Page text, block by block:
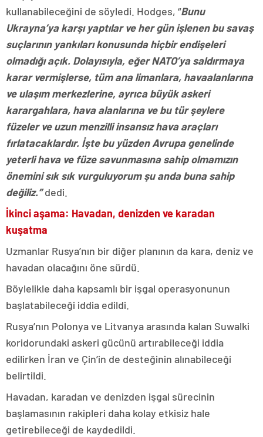
kullanabileceğini de söyledi. Hodges, “Bunu
Ukrayna’ya karşı yaptılar ve her gün işlenen bu savaş
suçlarının yankıları konusunda hiçbir endişeleri
olmadığı açık. Dolayısıyla, eğer NATO’ya saldırmaya
karar vermişlerse, tüm ana limanlara, havaalanlarına
ve ulaşım merkezlerine, ayrıca büyük askeri
karargahlara, hava alanlarına ve bu tür şeylere
füzeler ve uzun menzilli insansız hava araçları
fırlatacaklardır. İşte bu yüzden Avrupa genelinde
yeterli hava ve füze savunmasına sahip olmamızın
önemini sık sık vurguluyorum şu anda buna sahip
değiliz.”dedi.
İkinci aşama: Havadan, denizden ve karadan
kuşatma
Uzmanlar Rusya’nın bir diğer planının da kara, deniz ve
havadan olacağını öne sürdü.
Böylelikle daha kapsamlı bir işgal operasyonunun
başlatabileceği iddia edildi.
Rusya’nın Polonya ve Litvanya arasında kalan Suwalki
koridorundaki askeri gücünü artırabileceği iddia
edilirken İran ve Çin’in de desteğinin alınabileceği
belirtildi.
Havadan, karadan ve denizden işgal sürecinin
başlamasının rakipleri daha kolay etkisiz hale
getirebileceği de kaydedildi.